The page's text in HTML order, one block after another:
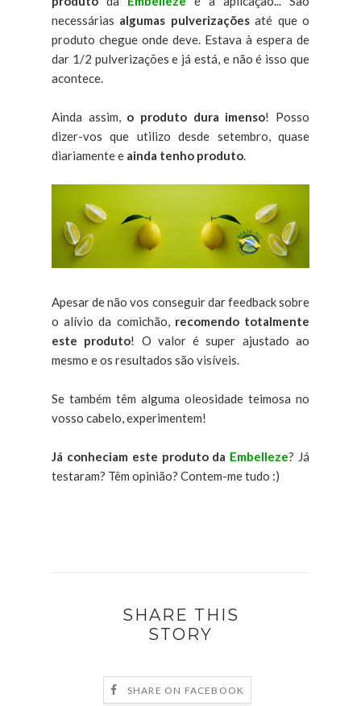
necessárias algumas pulverizaçõesaté que o
produto chegue onde deve. Estava à espera de
dar 1/2 pulverizações e já está, e não é isso que
acontece.
Ainda assim, o produto dura imenso! Posso
dizer-vos que utilizo desde setembro, quase
diariamente e ainda tenho produto.
Apesar de não vos conseguir dar feedback sobre
o alívio da comichão, recomendo totalmente
este produto! O valor é super ajustado ao
mesmo e os resultados são visíveis.
Se também têm alguma oleosidade teimosa no
vosso cabelo, experimentem!
Já conheciam este produto da Embelleze? Já
testaram? Têm opinião? Contem-me tudo :)
SHARE THIS
STORY
SHARE ON FACEBOOK